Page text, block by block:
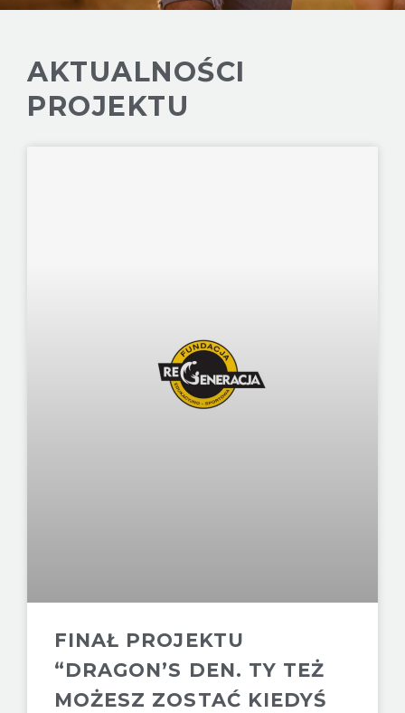
AKTUALNOŚCI
PROJEKTU
FINAŁ PROJEKTU
“DRAGON’S DEN. TY TEŻ
MOŻESZ ZOSTAĆ KIEDYŚ